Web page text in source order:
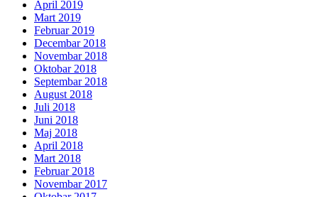
April 2019
Mart 2019
Februar 2019
Decembar 2018
Novembar 2018
Oktobar 2018
Septembar 2018
August 2018
Juli 2018
Juni 2018
Maj 2018
April 2018
Mart 2018
Februar 2018
Novembar 2017